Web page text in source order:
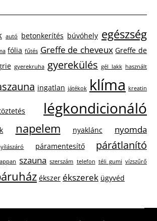
autó betonkerítés búvóhely egészség
fólia fűtés Greffe de cheveux Greffe de
gyerekruha gyerekülés gél lakk használt
ingatlan játékok klíma kreatin
légkondicionáló
napelem nyaklánc nyomda
páramentesítő párátlanító
szauna szerszám telefon téli gumi vízszűrő
ékszer ékszerek ügyvéd